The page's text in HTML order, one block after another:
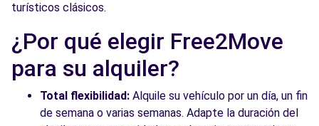
turísticos clásicos.
¿Por qué elegir Free2Move
para su alquiler?
Total flexibilidad: Alquile su vehículo por un día, un fin
de semana o varias semanas. Adapte la duración del